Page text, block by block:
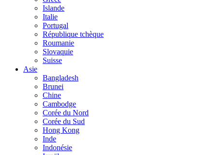
Islande
Italie
Portugal
République tchèque
Roumanie
Slovaquie
Suisse
Asie
Bangladesh
Brunei
Chine
Cambodge
Corée du Nord
Corée du Sud
Hong Kong
Inde
Indonésie